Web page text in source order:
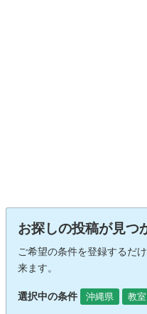
お探しの投稿が見つ
ご希望の条件を登録するだ
来ます。
選択中の条件 沖縄県 教